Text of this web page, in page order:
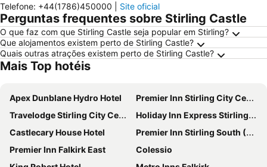
Telefone: +44(1786)450000 Site oficial
Perguntas frequentes sobre Stirling Castle
O que faz com que Stirling Castle seja popular em Stirling?
Que alojamentos existem perto de Stirling Castle?
Quais outras atrações existem perto de Stirling Castle?
Mais Top hotéis
Apex Dunblane Hydro Hotel
Premier Inn Stirling City Centre
Travelodge Stirling City Centre
Holiday Inn Express Stirling by IHG
Castlecary House Hotel
Premier Inn Stirling South (M9, J9) hotel
Premier Inn Falkirk East
Colessio